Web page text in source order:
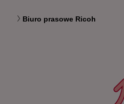
Biuro prasowe Ricoh